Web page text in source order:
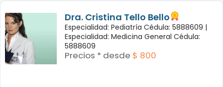
Dra. Cristina Tello Bello
Especialidad: Pediatría Cédula: 5888609 |
Especialidad: Medicina General Cédula:
5888609
Precios * desde $ 800